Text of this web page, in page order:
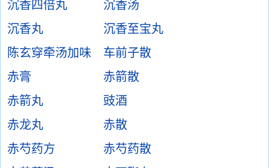
沉香四倍丸
沉香汤
沉香丸
沉香至宝丸
陈玄穿牵汤加味
车前子散
赤膏
赤箭散
赤箭丸
豉酒
赤龙丸
赤散
赤芍药方
赤芍药散